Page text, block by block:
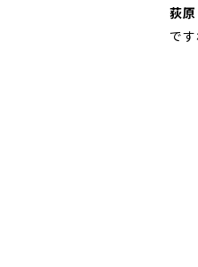
荻原
です